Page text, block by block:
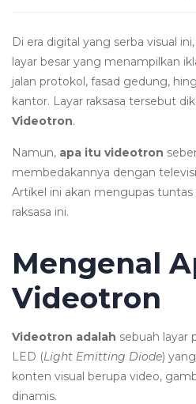
Di era digital yang serba visual
layar besar yang menampilkan
jalan protokol, fasad gedung,
kantor. Layar raksasa tersebut
Videotron.
Namun, apa itu videotron
membedakannya dengan
Artikel ini akan mengupas
raksasa ini.
Mengenal
Videotron
Videotron adalah sebuah layar
LED (Light Emitting Diode)
konten visual berupa video,
dinamis.